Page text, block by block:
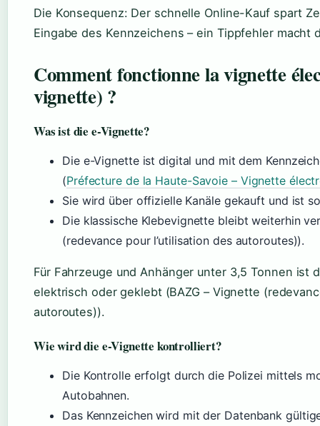
Die Konsequenz: Der schnelle Online-Kauf spart
Eingabe des Kennzeichens – ein Tippfehler macht
Comment fonctionne la vignette
vignette) ?
Was ist die e-Vignette?
Die e-Vignette ist digital und mit dem
(Préfecture de la Haute-Savoie – Vignette
Sie wird über offizielle Kanäle gekauft und ist
Die klassische Klebevignette bleibt weiterhin
(redevance pour l’utilisation des autoroutes)).
Für Fahrzeuge und Anhänger unter 3,5 Tonnen ist
elektrisch oder geklebt (BAZG – Vignette
autoroutes)).
Wie wird die e-Vignette kontrolliert?
Die Kontrolle erfolgt durch die Polizei mittels
Autobahnen.
Das Kennzeichen wird mit der Datenbank